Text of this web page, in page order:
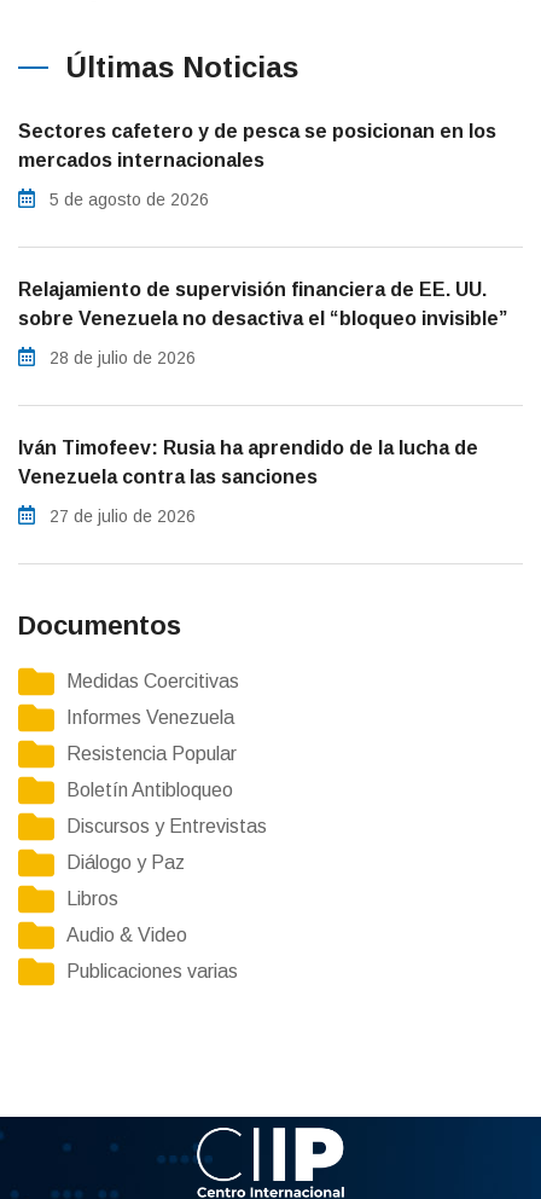
Últimas Noticias
Sectores cafetero y de pesca se posicionan en los
mercados internacionales
5 de agosto de 2026
Relajamiento de supervisión financiera de EE. UU.
sobre Venezuela no desactiva el “bloqueo invisible”
28 de julio de 2026
Iván Timofeev: Rusia ha aprendido de la lucha de
Venezuela contra las sanciones
27 de julio de 2026
Documentos
Medidas Coercitivas
Informes Venezuela
Resistencia Popular
Boletín Antibloqueo
Discursos y Entrevistas
Diálogo y Paz
Libros
Audio & Video
Publicaciones varias